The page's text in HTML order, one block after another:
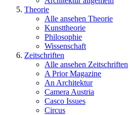
Theorie
Alle ansehen Theorie
Kunsttheorie
Philosophie
Wissenschaft
Zeitschriften
Alle ansehen Zeitschriften
A Prior Magazine
An Architektur
Camera Austria
Casco Issues
Circus